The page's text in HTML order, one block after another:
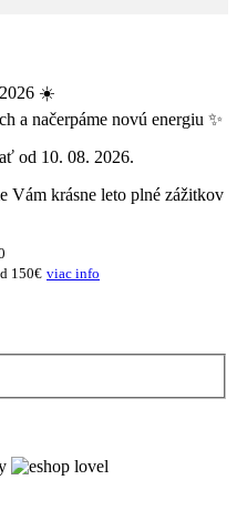
2026 ☀️
a načerpáme novú energiu ✨
od 10. 08. 2026.
Vám krásne leto plné zážitkov
150€ viac info